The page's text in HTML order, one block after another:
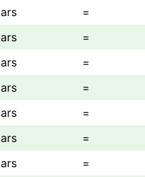
=
=
=
=
=
=
=